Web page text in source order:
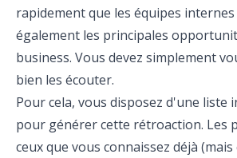
rapidement que les équipes
également les principales
business. Vous devez simplement
bien les écouter.
Pour cela, vous disposez d'une liste
pour générer cette rétroaction. Les
ceux que vous connaissez déjà